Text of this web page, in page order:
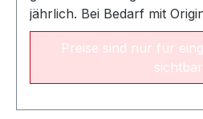
jährlich. Bei Bedarf mit
auswechseln. Empfohlene
alle zwei Jahre NameLeistungsbereichArt.-Nr.
Öldüse SCHEER 0,35 / 60°
kW022542 Öldüse Fluidics
Preise sind nur für